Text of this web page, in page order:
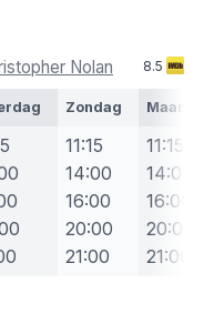
Nolan 8.5
Zondag Maandag
11:15
14:00
16:00
20:00
21:00
11:15
14:00
16:00
20:00
21:00